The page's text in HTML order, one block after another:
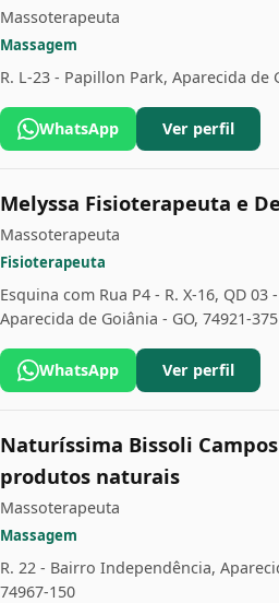
Massoterapeuta
Massagem
R. L-23 - Papillon Park, Aparecida de
WhatsApp Ver perfil
Melyssa Fisioterapeuta e
Massoterapeuta
Fisioterapeuta
Esquina com Rua P4 - R. X-16, QD
Aparecida de Goiânia - GO, 74921-375
WhatsApp Ver perfil
Naturíssima Bissoli
produtos naturais
Massoterapeuta
Massagem
R. 22 - Bairro Independência,
74967-150